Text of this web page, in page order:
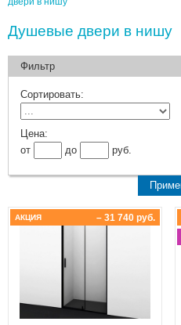
Душевые двери в нишу
Фильтр
Сортировать:
Цена:
от
до руб.
– 31 740 руб.
АКЦИЯ